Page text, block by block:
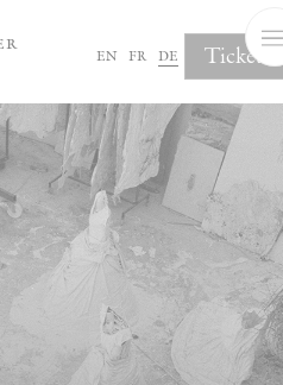
en fr de Tickets